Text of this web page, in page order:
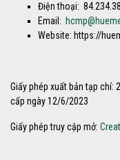
Điện thoại:
Email:
Website: https://
Giấy phép xuất bản tạp chí:
cấp ngày 12/6/2023
Giấy phép truy cập mở: